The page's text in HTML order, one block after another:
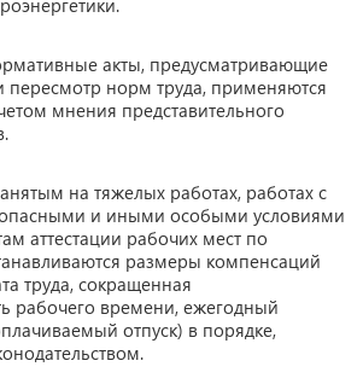
акты, предусматривающие
пересмотр норм труда, применяются
мнения представительного
на тяжелых работах, работах с
и иными особыми условиями
аттестации рабочих мест по
размеры компенсаций
труда, сокращенная
рабочего времени, ежегодный
отпуск) в порядке,